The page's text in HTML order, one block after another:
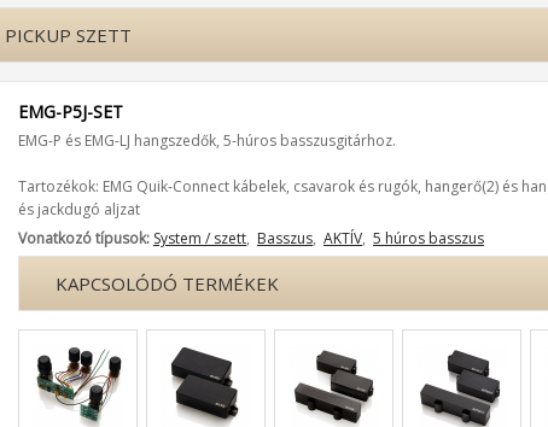
SZETT
EMG-P5J-SET
EMG-P és EMG-LJ hangszedők, 5-húros basszusgitárhoz.
Tartozékok: EMG Quik-Connect kábelek, csavarok és rugók, hangerő(2) és
és jackdugó aljzat
Vonatkozó típusok: System / szett, Basszus, AKTÍV, 5 húros basszus
KAPCSOLÓDÓ TERMÉKEK